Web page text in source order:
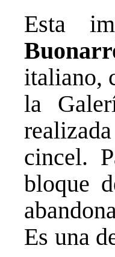
Esta
italiano,
la
cincel.
bloque
Es una